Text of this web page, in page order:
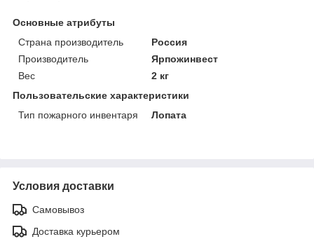
Основные атрибуты
Страна производитель
Россия
Производитель
Ярпожинвест
Вес
2 кг
Пользовательские характеристики
Тип пожарного инвентаря
Лопата
Условия доставки
Самовывоз
Доставка курьером